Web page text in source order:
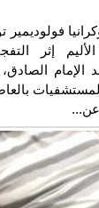
إثر
الصادق،